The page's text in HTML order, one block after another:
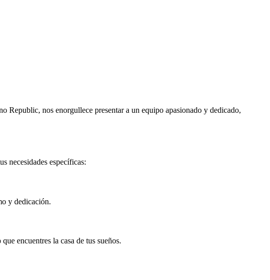
Republic, nos enorgullece presentar a un equipo apasionado y dedicado,
necesidades específicas:
y dedicación.
encuentres la casa de tus sueños.